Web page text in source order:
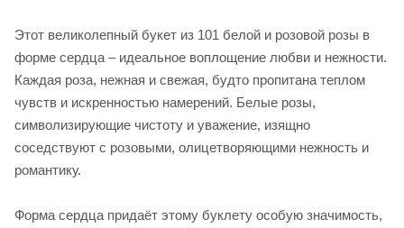
Этот великолепный букет из 101 белой и розовой розы в
форме сердца – идеальное воплощение любви и нежности.
Каждая роза, нежная и свежая, будто пропитана теплом
чувств и искренностью намерений. Белые розы,
символизирующие чистоту и уважение, изящно
соседствуют с розовыми, олицетворяющими нежность и
романтику.
Форма сердца придаёт этому буклету особую значимость,